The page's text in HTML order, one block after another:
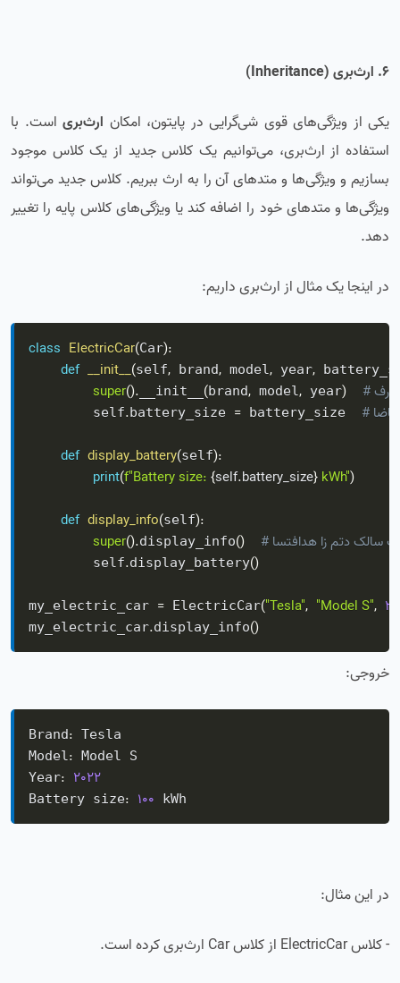
6. ارث‌بری (Inheritance)
یکی از ویژگی‌های قوی شی‌گرایی در پایتون، امکان ارث‌بری است. با
استفاده از ارث‌بری، می‌توانیم یک کلاس جدید از یک کلاس موجود
بسازیم و ویژگی‌ها و متدهای آن را به ارث ببریم. کلاس جدید می‌تواند
ویژگی‌ها و متدهای خود را اضافه کند یا ویژگی‌های کلاس پایه را تغییر
دهد.
در اینجا یک مثال از ارث‌بری داریم:
class ElectricCar(Car):
def __init__(self, brand, model, year,
super(). __init__ (brand, model, year) پایه
        self
.battery_size = battery_size جدید
def display_battery(self):
print(f"Battery size: {self.battery_size} kWh")
def display_info(self):
super().display_info() از متد کلاس پایه
        self
.display_battery()
my_electric_car = ElectricCar("Tesla", "Model S",
my_electric_car.display_info()
خروجی:
Brand: Tesla
Model: Model S
Year: 2022
Battery size: 100
در این مثال:
- کلاس ElectricCar از کلاس Car ارث‌بری کرده است.